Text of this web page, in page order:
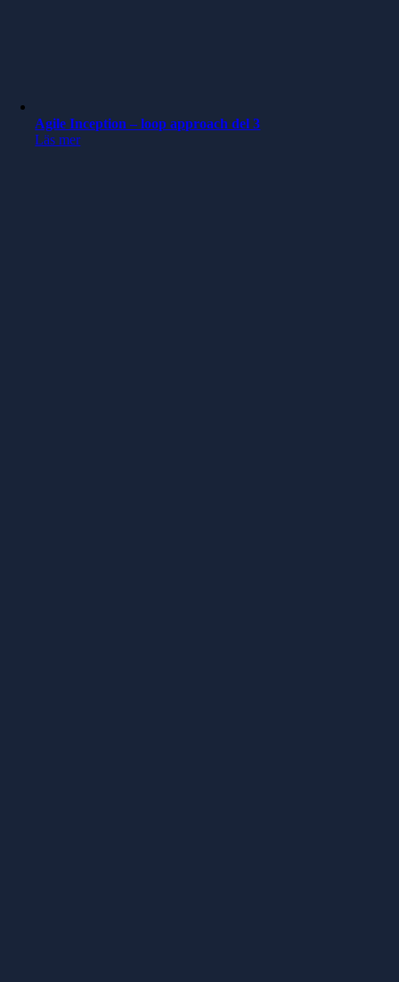
Agile Inception – loop approach del 3
Läs mer